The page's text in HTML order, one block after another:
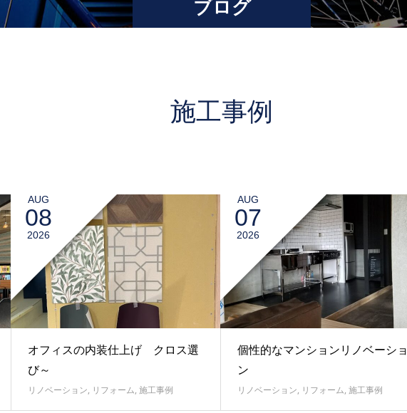
ブログ
施工事例
AUG
08
2026
オフィスの内装仕上げ クロス選
び～
リノベーション, リフォーム, 施工事例
AUG
07
2026
個性的なマンションリノベーショ
ン
リノベーション, リフォーム, 施工事例